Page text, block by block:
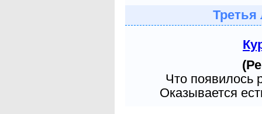
Третья
Что появилось
Оказывается